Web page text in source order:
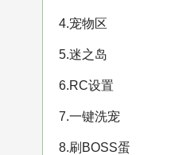
4.宠物区
5.迷之岛
6.RC设置
7.一键洗宠
8.刷BOSS蛋